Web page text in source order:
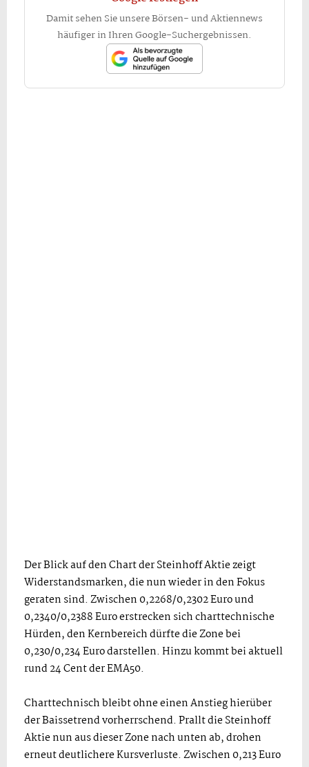
Damit sehen Sie unsere Börsen- und Aktiennews
häufiger in Ihren Google-Suchergebnissen.
Der Blick auf den Chart der Steinhoff Aktie zeigt
Widerstandsmarken, die nun wieder in den Fokus
geraten sind. Zwischen 0,2268/0,2302 Euro und
0,2340/0,2388 Euro erstrecken sich charttechnische
Hürden, den Kernbereich dürfte die Zone bei
0,230/0,234 Euro darstellen. Hinzu kommt bei aktuell
rund 24 Cent der EMA50.
Charttechnisch bleibt ohne einen Anstieg hierüber
der Baissetrend vorherrschend. Prallt die Steinhoff
Aktie nun aus dieser Zone nach unten ab, drohen
erneut deutlichere Kursverluste. Zwischen 0,213 Euro